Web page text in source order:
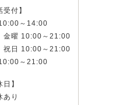
受付】
～14:00
金曜 10:00～21:00
祝日 10:00～21:00
～21:00
日】
あり